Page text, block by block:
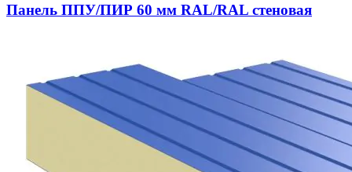
Панель ППУ/ПИР 60 мм RAL/RAL стеновая